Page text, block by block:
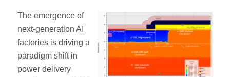
The emergence of
next-generation AI
factories is driving a
paradigm shift in
power delivery